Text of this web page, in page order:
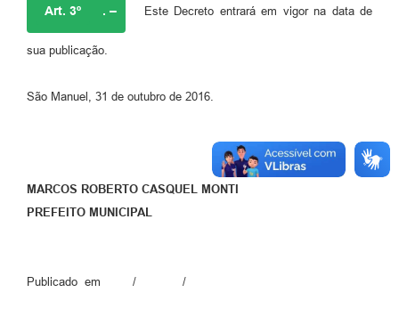
Art. 3º . – Este Decreto entrará em vigor na data de
sua publicação.
São Manuel, 31 de outubro de 2016.
MARCOS ROBERTO CASQUEL MONTI
PREFEITO MUNICIPAL
Publicado em / /